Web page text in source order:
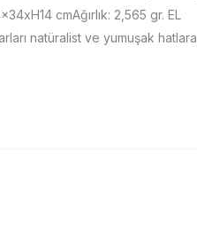
cmAğırlık: 2,565 gr. EL
natüralist ve yumuşak hatlara